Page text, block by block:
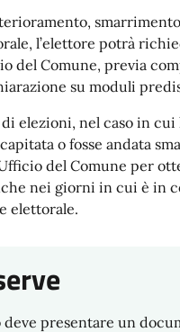
l’elettore potrà
del Comune, previa
su moduli
elezioni, nel caso in cui
o fosse andata
del Comune per
nei giorni in cui è in
elettorale.
presentare un